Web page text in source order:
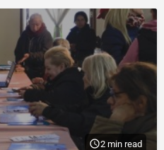
2 min read